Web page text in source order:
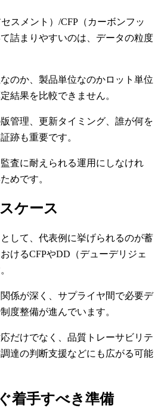
スメント）/CFP（カーボンフッ
詰まりやすいのは、データの粒度
のか、製品単位なのかロット単位
結果を比較できません。
管理、更新タイミング、誰が何を
跡も重要です。
査に耐えられる運用にしなけれ
めです。
ケース
して、代表例に挙げられるのが蓄
けるCFPやDD（デューデリジェ
係が深く、サプライヤ間で必要デ
度整備が進んでいます。
だけでなく、品質トレーサビリテ
達の判断支援などにも広がる可能
着手すべき準備